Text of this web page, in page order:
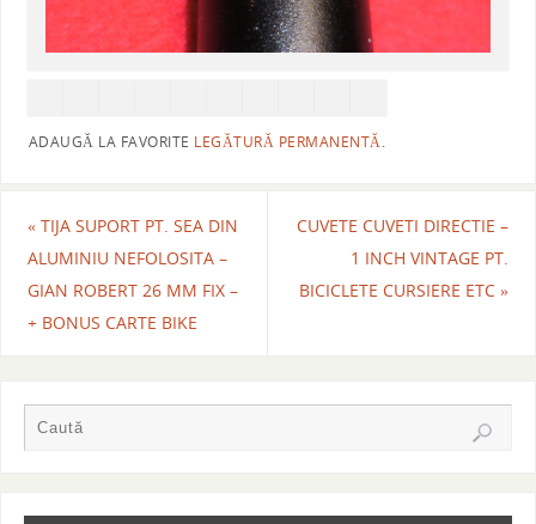
ADAUGĂ LA FAVORITE LEGĂTURĂ PERMANENTĂ.
«TIJA SUPORT PT. SEA DIN
ALUMINIU NEFOLOSITA –
GIAN ROBERT 26 MM FIX –
+ BONUS CARTE BIKE
CUVETE CUVETI DIRECTIE –
1 INCH VINTAGE PT.
BICICLETE CURSIERE ETC»